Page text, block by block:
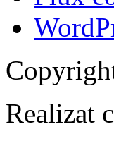
Realizat